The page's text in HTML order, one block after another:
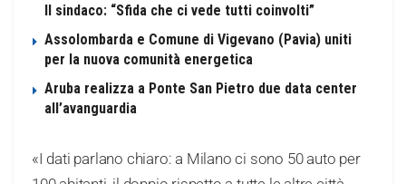
Il sindaco: “Sfida che ci vede tutti coinvolti”
Assolombarda e Comune di Vigevano (Pavia) uniti
per la nuova comunità energetica
Aruba realizza a Ponte San Pietro due data center
all’avanguardia
«I dati parlano chiaro: a Milano ci sono 50 auto per